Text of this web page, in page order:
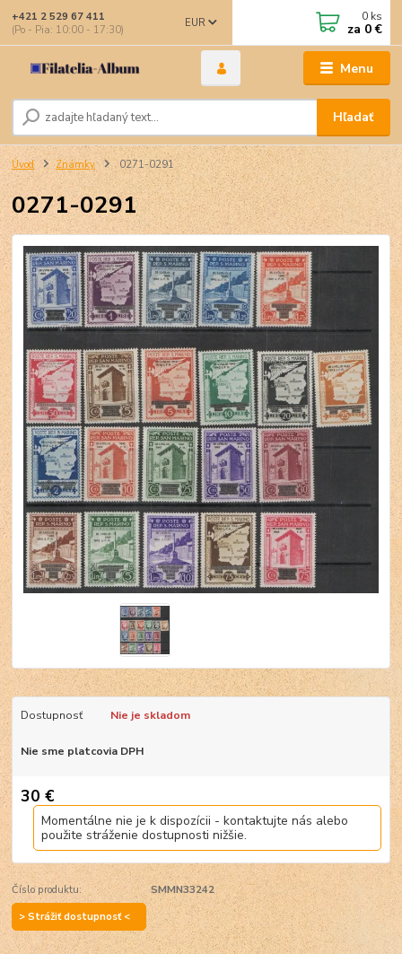
Menu
EUR
Hľadať
+421 2 529 67 411
(Po - Pia: 10:00 - 17:30)
0 ks
za 0 €
Úvod Známky 0271-0291
0271-0291
Dostupnosť Nie je skladom
Nie sme platcovia DPH
30 €
Momentálne nie je k dispozícii - kontaktujte nás alebo
použite stráženie dostupnosti nižšie.
Číslo produktu:
SMMN33242
> Strážiť dostupnosť <